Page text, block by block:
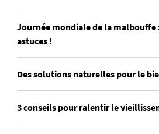
Journée mondiale de la malbouffe
astuces !
Des solutions naturelles pour le
3 conseils pour ralentir le